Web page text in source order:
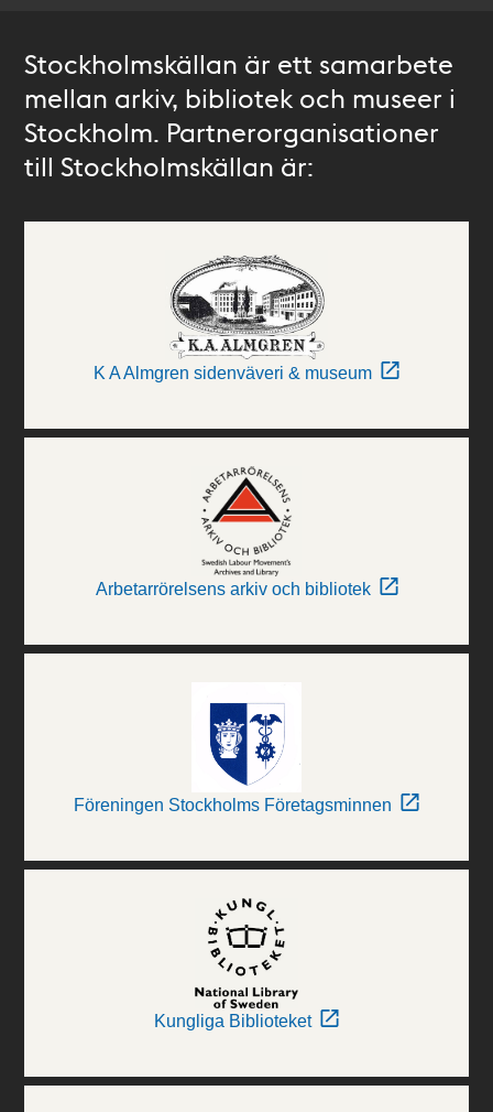
Stockholmskällan är ett samarbete
mellan arkiv, bibliotek och museer i
Stockholm. Partnerorganisationer
till Stockholmskällan är:
K A Almgren sidenväveri & museum
Arbetarrörelsens arkiv och bibliotek
Föreningen Stockholms Företagsminnen
Kungliga Biblioteket